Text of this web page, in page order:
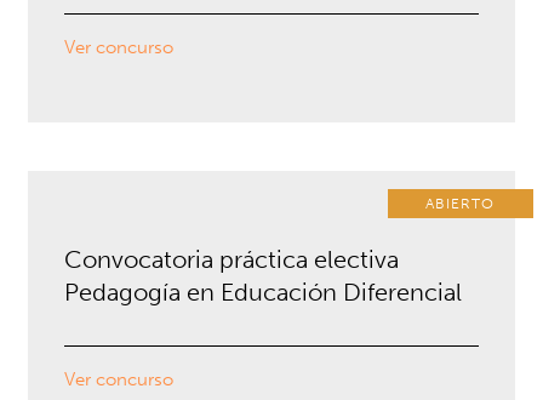
Ver concurso
Convocatoria práctica electiva
Pedagogía en Educación Diferencial
ABIERTO
Ver concurso